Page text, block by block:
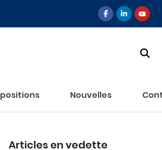
Nouvelles
Articles en vedette